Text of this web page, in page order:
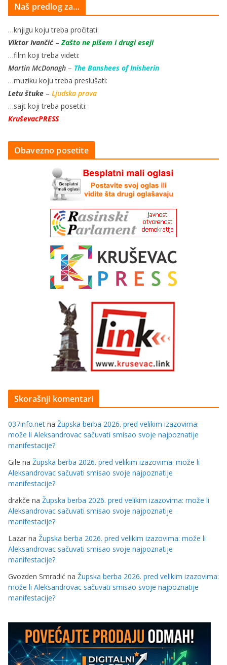
Naš predlog za…
…knjigu koju treba pročitati:
Viktor Ivančić–Zašto ne pišem i drugi eseji
…film koji treba videti:
Martin McDonagh – The Banshees of Inisherin
…muziku koju treba preslušati:
Letu štuke – Ljudska prava
…sajt koji treba posetiti:
KruševacPRESS
Obavezno posetite
Skorašnji komentari
037info.net na Župska berba 2026. pred velikim izazovima:
može li Aleksandrovac sačuvati smisao svoje najpoznatije
manifestacije?
Gile na Župska berba 2026. pred velikim izazovima: može li
Aleksandrovac sačuvati smisao svoje najpoznatije
manifestacije?
drakče na Župska berba 2026. pred velikim izazovima: može li
Aleksandrovac sačuvati smisao svoje najpoznatije
manifestacije?
Lazar na Župska berba 2026. pred velikim izazovima: može li
Aleksandrovac sačuvati smisao svoje najpoznatije
manifestacije?
Gvozden Smradić na Župska berba 2026. pred velikim izazovima:
može li Aleksandrovac sačuvati smisao svoje najpoznatije
manifestacije?